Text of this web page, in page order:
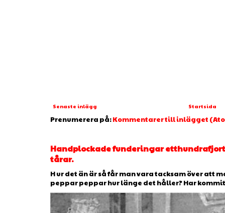
Senaste inlägg Startsida
Prenumerera på:Kommentarer till inlägget
Handplockade funderingar
tårar.
H ur det än är så får man vara tacksam över att
peppar peppar hur länge det håller? Har